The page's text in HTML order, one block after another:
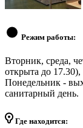
Режим работы:
Вторник, среда,
открыта до 17.30),
Понедельник -
санитарный день.
Где находится: